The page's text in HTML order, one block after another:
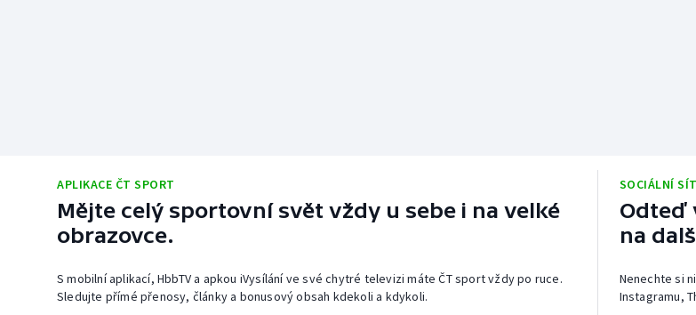
APLIKACE ČT SPORT
Mějte celý sportovní svět vždy u sebe i na velké
obrazovce.
S mobilní aplikací, HbbTV a apkou iVysílání ve své chytré televizi máte ČT sport vždy po ruce.
Sledujte přímé přenosy, články a bonusový obsah kdekoli a kdykoli.
SOCIÁLNÍ
Odteď
na
Nenechte si
Instagramu,